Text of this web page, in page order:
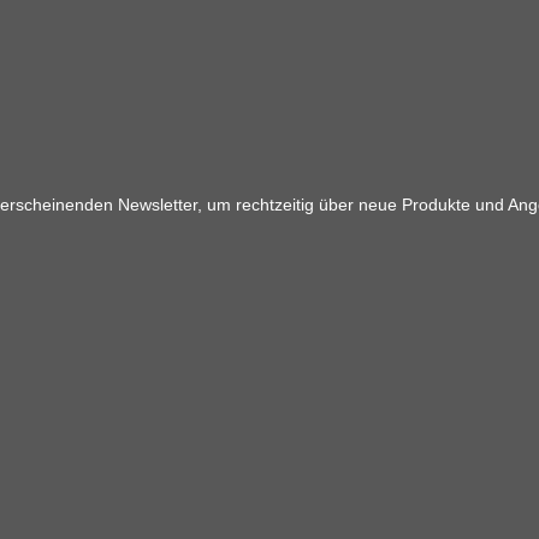
Newsletter, um rechtzeitig über neue Produkte und